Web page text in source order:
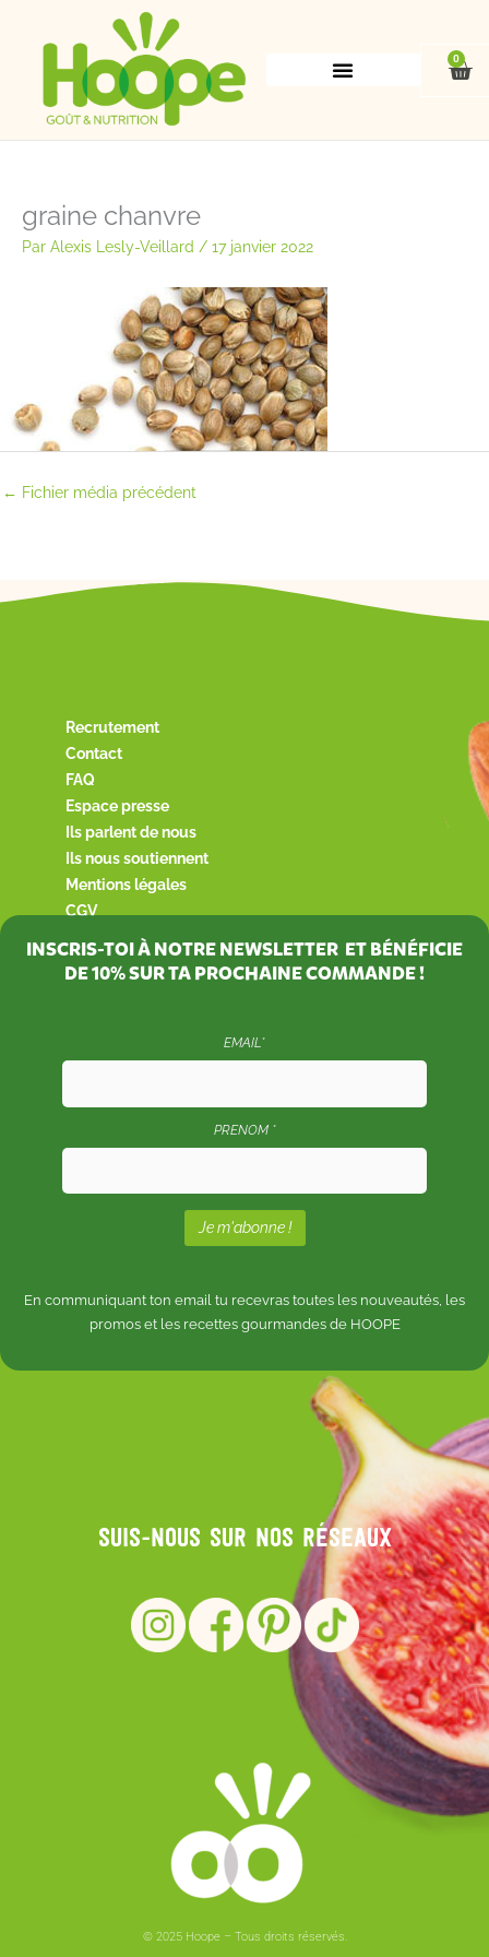
0
graine chanvre
Par Alexis Lesly-Veillard / 17 janvier 2022
← Fichier média précédent
Recrutement
Contact
FAQ
Espace presse
Ils parlent de nous
Ils nous soutiennent
Mentions légales
CGV
INSCRIS-TOI À NOTRE NEWSLETTER ET BÉNÉFICIE
DE10%SUR TA PROCHAINE COMMANDE !
EMAIL*
PRENOM *
En communiquant ton email tu recevras toutes les nouveautés, les
promos et les recettes gourmandes de HOOPE
Suis-nous sur nos réseaux
© 2025 Hoope – Tous droits réservés.